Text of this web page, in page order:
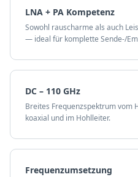
LNA + PA Kompetenz
Sowohl rauscharme als auch
— ideal für komplette Sende-/
DC – 110 GHz
Breites Frequenzspektrum vom
koaxial und im Hohlleiter.
Frequenzumsetzung